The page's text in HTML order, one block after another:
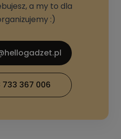
a my to dla
:)
733 367 006